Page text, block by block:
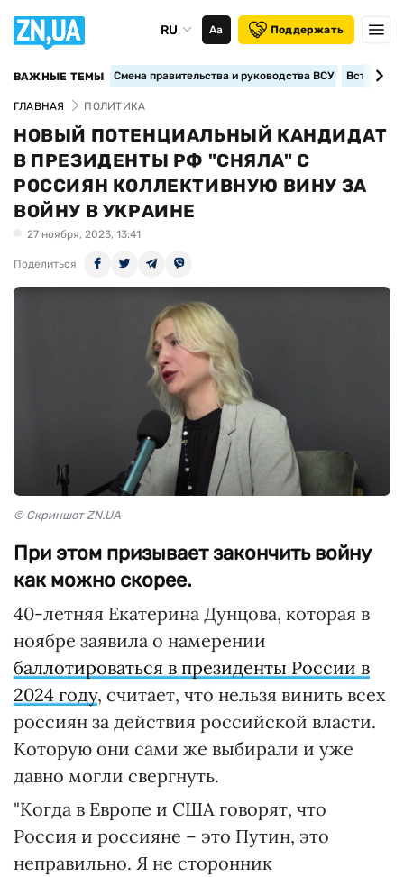
RU Аа Поддержать
ВАЖНЫЕ ТЕМЫ Смена правительства и руководства ВСУ
ГЛАВНАЯ ПОЛИТИКА
НОВЫЙ ПОТЕНЦИАЛЬНЫЙ КАНДИДАТ
В ПРЕЗИДЕНТЫ РФ "СНЯЛА" С
РОССИЯН КОЛЛЕКТИВНУЮ ВИНУ ЗА
ВОЙНУ В УКРАИНЕ
27 ноября, 2023, 13:41
Поделиться
© Скриншот ZN.UA
При этом призывает закончить войну
как можно скорее.
40-летняя Екатерина Дунцова, которая в
ноябре заявила о намерении
баллотироваться в президенты России в
2024 году, считает, что нельзя винить всех
россиян за действия российской власти.
Которую они сами же выбирали и уже
давно могли свергнуть.
"Когда в Европе и США говорят, что
Россия и россияне – это Путин, это
неправильно. Я не сторонник